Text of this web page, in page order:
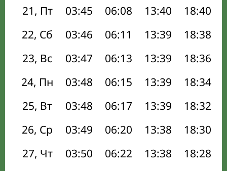
21, Пт
03:45 06:08 13:40 18:40
22, Сб
03:46 06:11 13:39 18:38
23, Вс
03:47 06:13 13:39 18:36
24, Пн
03:48 06:15 13:39 18:34
25, Вт
03:48 06:17 13:39 18:32
26, Ср
03:49 06:20 13:38 18:30
27, Чт
03:50 06:22 13:38 18:28